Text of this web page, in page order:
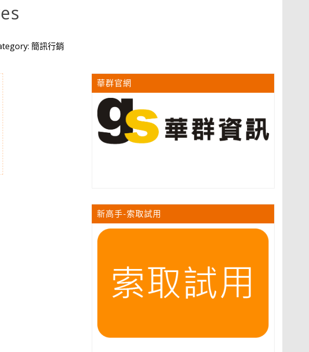
簡訊行銷
華群官網
新高手-索取試用